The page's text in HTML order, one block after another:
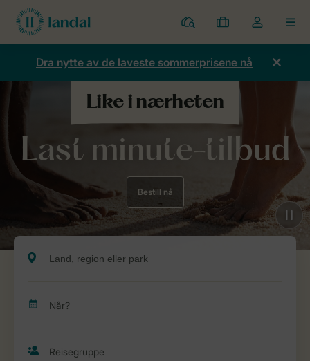
Parker
Mine
bestillinger
Toggle
the
my
Dra nytte av de laveste sommerprisene nå
Last minute-tilbud
Bestill nå